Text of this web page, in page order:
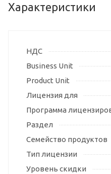
Характеристики
НДС
Business Unit
Product Unit
Лицензия для
Программа
Раздел
Семейство продуктов
Тип лицензии
Уровень скидки